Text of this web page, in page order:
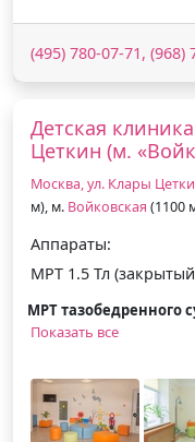
(495) 780-07-71, (968)
Детская
Цеткин (м.
Москва, ул. Клары
м), м. Войковская (1100
Аппараты:
МРТ 1.5 Тл
МРТ тазобедренного
Показать все